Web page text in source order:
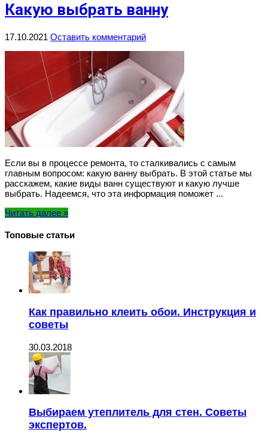
Какую выбрать ванну
17.10.2021 Оставить комментарий
Если вы в процессе ремонта, то сталкивались с самым
главным вопросом: какую ванну выбрать. В этой статье мы
расскажем, какие виды ванн существуют и какую лучше
выбрать. Надеемся, что эта информация поможет ...
Читать далее »
Топовые статьи
Как правильно клеить обои. Инструкция и
советы
30.03.2018
Выбираем утеплитель для стен. Советы
экспертов.